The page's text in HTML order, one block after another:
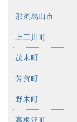
那須烏山市
上三川町
茂木町
芳賀町
野木町
高根沢町